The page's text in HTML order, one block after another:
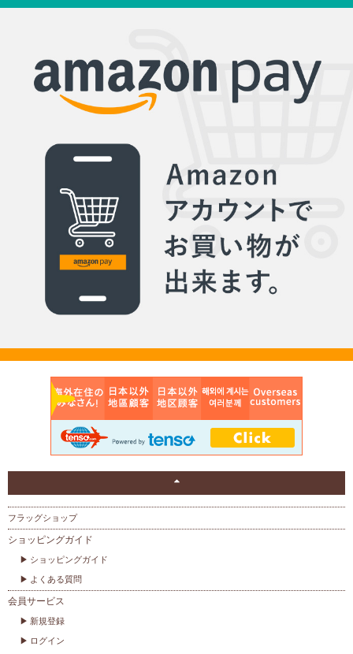
フラッグショップ
ショッピングガイド
ショッピングガイド
よくある質問
会員サービス
新規登録
ログイン